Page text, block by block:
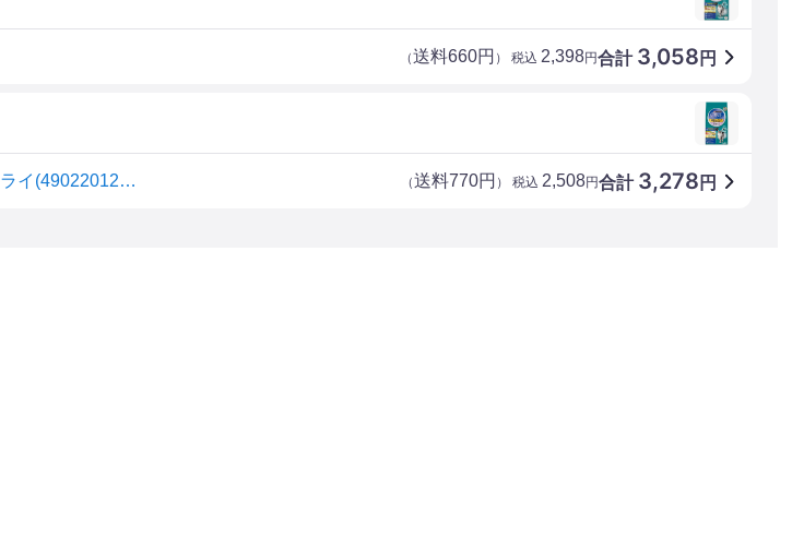
合計 3,058 円
（送料660円 ） 税込 2,398円
ピュリナワン キャット 健康マルチケア 11歳以上 チキン 2kg /キャットフード ドライ(4902201211314) 合計 3,278 円
（送料770円 ） 税込 2,508円